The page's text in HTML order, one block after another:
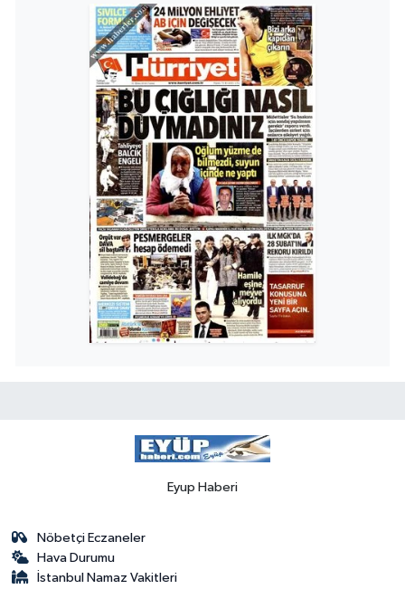
Eyup Haberi
Nöbetçi Eczaneler
Hava Durumu
İstanbul Namaz Vakitleri